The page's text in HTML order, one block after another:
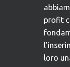
profit
loro